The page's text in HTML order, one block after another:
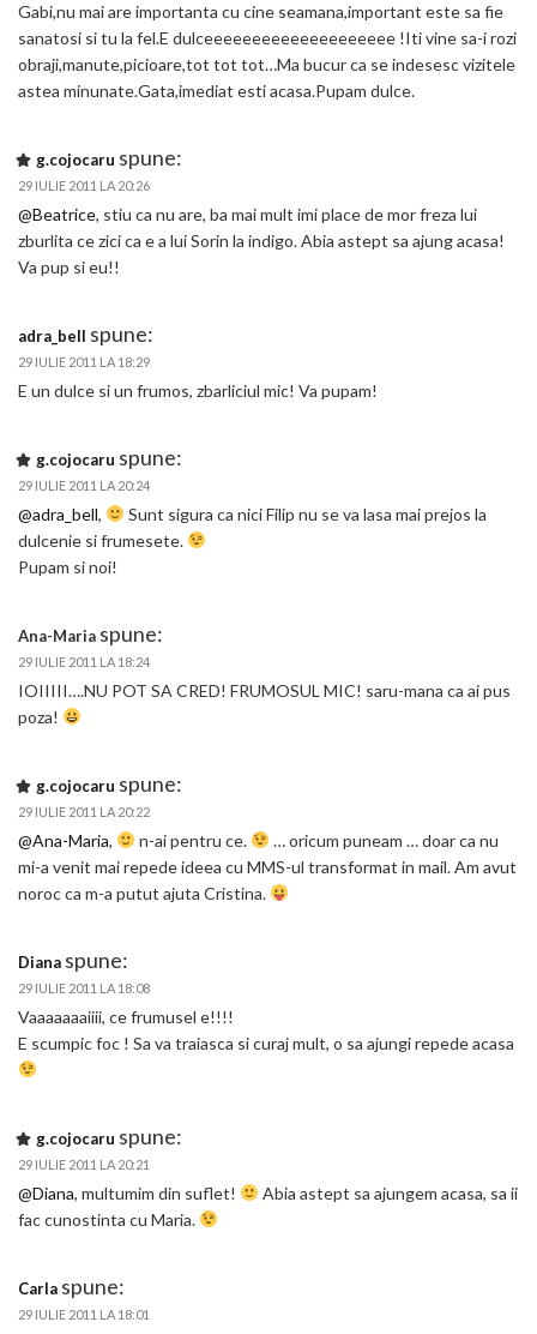
Gabi,nu mai are importanta cu cine seamana,important este sa fie
sanatosi si tu la fel.E dulceeeeeeeeeeeeeeeeeeee !Iti vine sa-i rozi
obraji,manute,picioare,tot tot tot…Ma bucur ca se indesesc vizitele
astea minunate.Gata,imediat esti acasa.Pupam dulce.
g.cojocaru spune:
29 IULIE 2011 LA 20:26
@Beatrice, stiu ca nu are, ba mai mult imi place de mor freza lui
zburlita ce zici ca e a lui Sorin la indigo. Abia astept sa ajung acasa!
Va pup si eu!!
adra_bell spune:
29 IULIE 2011 LA 18:29
E un dulce si un frumos, zbarliciul mic! Va pupam!
g.cojocaru spune:
29 IULIE 2011 LA 20:24
@adra_bell,
Sunt sigura ca nici Filip nu se va lasa mai prejos la
dulcenie si frumesete.
Pupam si noi!
Ana-Maria spune:
29 IULIE 2011 LA 18:24
IOIIIII….NU POT SA CRED! FRUMOSUL MIC! saru-mana ca ai pus
poza!
g.cojocaru spune:
29 IULIE 2011 LA 20:22
@Ana-Maria, n-ai pentru ce.
… oricum puneam … doar ca nu
mi-a venit mai repede ideea cu MMS-ul transformat in mail. Am avut
noroc ca m-a putut ajuta Cristina.
Diana spune:
29 IULIE 2011 LA 18:08
Vaaaaaaaiiii, ce frumusel e!!!!
E scumpic foc ! Sa va traiasca si curaj mult, o sa ajungi repede acasa
g.cojocaru spune:
29 IULIE 2011 LA 20:21
@Diana, multumim din suflet!
Abia astept sa ajungem acasa, sa ii
fac cunostinta cu Maria.
Carla spune:
29 IULIE 2011 LA 18:01